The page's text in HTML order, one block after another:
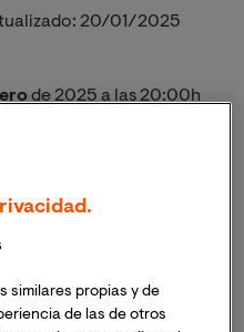
20/01/2025
de 2025 a las 20:00h
Educación organiza la
pero no derrotado"
comobullying
similares propias y de
de las de otros